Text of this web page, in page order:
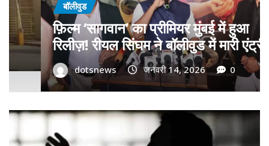
गोवा मुख्यमंत्री डॉ. प्रमोद सावंत का ‘गोदान’
को बड़ा समर्थन; पोस्टर विमोचन कर मथुरा से
फिल्म गोदान की टीम का बढ़ाया मान!
dotsnews जनवरी 9, 2026 0